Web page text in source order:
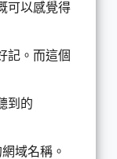
可以感覺得
記。而這個
到的
域名稱。